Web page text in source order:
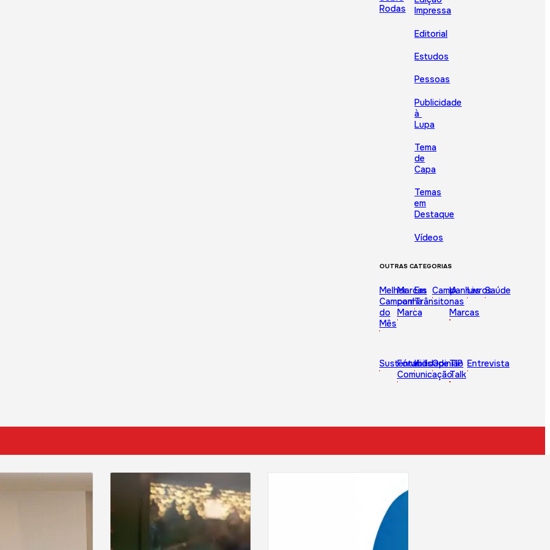
Rodas
Impressa
Editorial
Estudos
Pessoas
Publicidade
à
Lupa
Tema
de
Capa
Temas
em
Destaque
Vídeos
OUTRAS CATEGORIAS
Melhor
Campanha
do
Mês
Marcas
com
Marca
Em
Trânsito
Campanhas
IA
nas
Marcas
LivrosSaúde
Sustentabilidade
Fórum
Comunicação
KidsOpinião
TIP
Talk
Entrevista